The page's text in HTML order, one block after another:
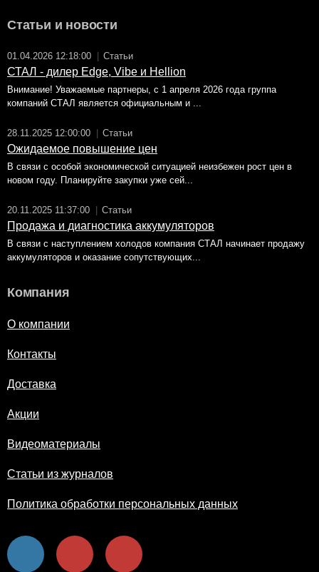
Статьи и новости
01.04.2026 12:18:00 Статьи
СТАЛ - дилер Edge, Vibe и Hellion
Внимание! Уважаемые партнеры, с 1 апреля 2026 года группа
компаний СТАЛ является официальным и ...
28.11.2025 12:00:00 Статьи
Ожидаемое повышение цен
В связи с особой экономической ситуацией неизбежен рост цен в
новом году. Планируйте закупки уже сей...
20.11.2025 11:37:00 Статьи
Продажа и диагностика аккумуляторов
В связи с наступлением холодов компания СТАЛ начинает продажу
аккумуляторов и оказание сопутствующих...
Компания
О компании
Контакты
Доставка
Акции
Видеоматериалы
Статьи из журналов
Политика обработки персональных данных